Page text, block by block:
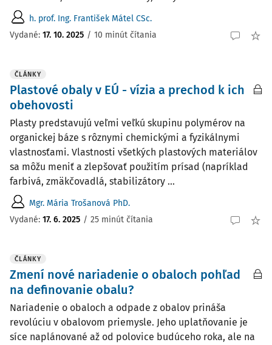
h. prof. Ing. František Mátel CSc.
Vydané: 17. 10. 2025 / 10 minút čítania
ČLÁNKY
Plastové obaly v EÚ - vízia a prechod k ich
obehovosti
Plasty predstavujú veľmi veľkú skupinu polymérov na
organickej báze s rôznymi chemickými a fyzikálnymi
vlastnosťami. Vlastnosti všetkých plastových materiálov
sa môžu meniť a zlepšovať použitím prísad (napríklad
farbivá, zmäkčovadlá, stabilizátory ...
Mgr. Mária Trošanová PhD.
Vydané: 17. 6. 2025 / 25 minút čítania
ČLÁNKY
Zmení nové nariadenie o obaloch pohľad
na definovanie obalu?
Nariadenie o obaloch a odpade z obalov prináša
revolúciu v obalovom priemysle. Jeho uplatňovanie je
síce naplánované až od polovice budúceho roka, ale na